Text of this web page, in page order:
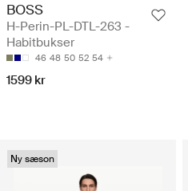
BOSS
H-Perin-PL-DTL-263 -
Habitbukser
46 48 50 52 54
1599 kr
Ny sæson